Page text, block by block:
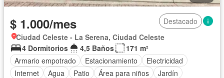
$ 1.000/mes
Destacado
Ciudad Celeste - La Serena, Ciudad Celeste
4 Dormitorios
4,5 Baños
171 m²
Armario empotrado
Estacionamiento
Electricidad
Internet
Agua Patio Área para niños
Jardín